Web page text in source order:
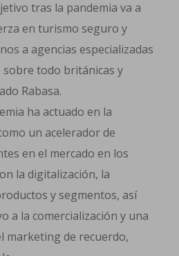
tras la pandemia va a
en turismo seguro y
a agencias especializadas
sobre todo británicas y
Rabasa.
ha actuado en la
un acelerador de
en el mercado en los
la digitalización, la
y segmentos, así
a la comercialización y una
marketing de recuerdo,